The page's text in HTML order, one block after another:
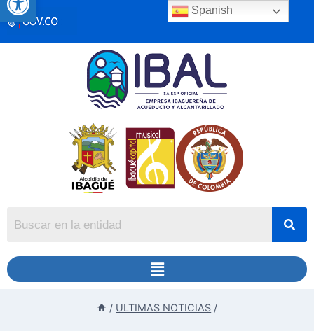
/ ULTIMAS NOTICIAS /
Spanish